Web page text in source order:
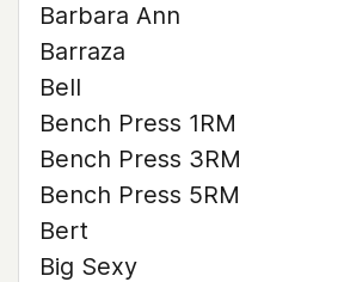
Barbara Ann
Barraza
Bell
Bench Press 1RM
Bench Press 3RM
Bench Press 5RM
Bert
Big Sexy